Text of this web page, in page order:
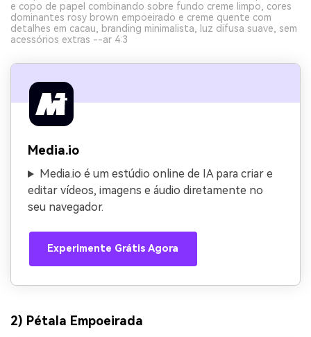
e copo de papel combinando sobre fundo creme limpo, cores
dominantes rosy brown empoeirado e creme quente com
detalhes em cacau, branding minimalista, luz difusa suave, sem
acessórios extras --ar 4:3
Media.io
Media.io é um estúdio online de IA para criar e
editar vídeos, imagens e áudio diretamente no
seu navegador.
Experimente Grátis Agora
2) Pétala Empoeirada